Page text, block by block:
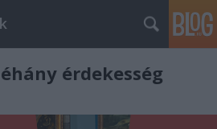
érdekesség